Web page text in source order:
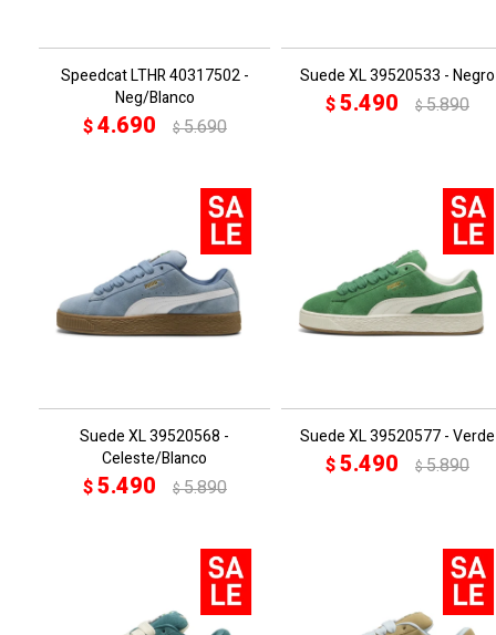
Speedcat LTHR 40317502 -
Neg/Blanco
$4.690 $5.690
Suede XL 39520533 - Negro
$5.490 $5.890
Suede XL 39520568 -
Celeste/Blanco
$5.490 $5.890
Suede XL 39520577 - Verde
$5.490 $5.890